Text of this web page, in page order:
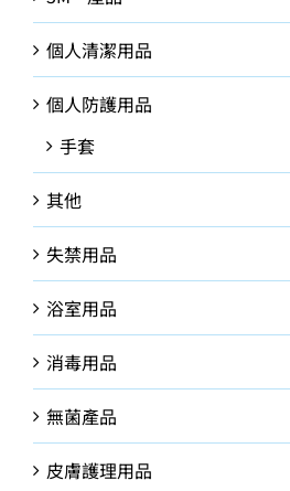
個人清潔用品
個人防護用品
手套
其他
失禁用品
浴室用品
消毒用品
無菌產品
皮膚護理用品